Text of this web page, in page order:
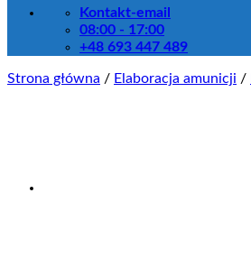
Kontakt-email
08:00 - 17:00
+48 693 447 489
Strona główna / Elaboracja amunicji /